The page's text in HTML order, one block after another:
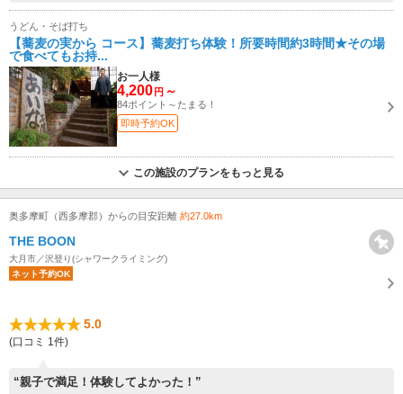
うどん・そば打ち
【蕎麦の実から コース】蕎麦打ち体験！所要時間約3時間★その場
で食べてもお持...
お一人様
4,200 円 ～
84ポイント～たまる！
即時予約OK
この施設のプランをもっと見る
奥多摩町（西多摩郡）からの目安距離 約27.0km
THE BOON
大月市／沢登り(シャワークライミング)
ネット予約OK
5.0
(口コミ 1件)
“親子で満足！体験してよかった！”